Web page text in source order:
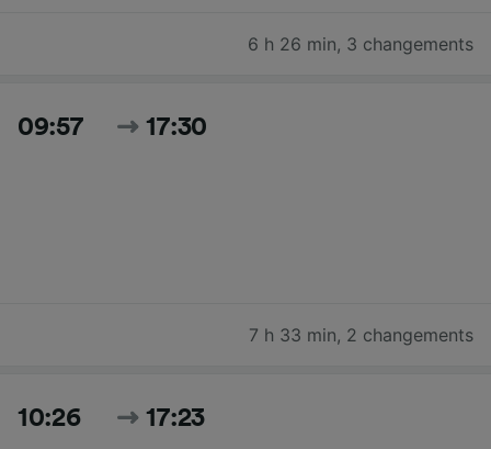
6 h 26 min, 3 changements
09:57 17:30
7 h 33 min, 2 changements
10:26 17:23